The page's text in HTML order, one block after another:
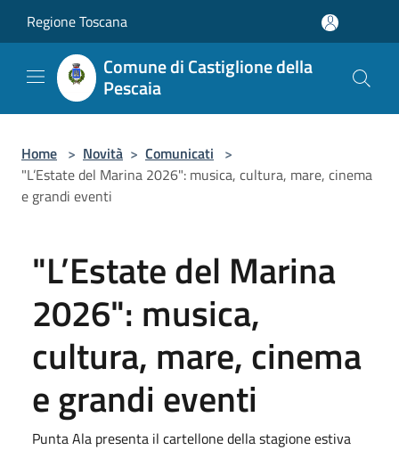
Regione Toscana
Comune di Castiglione della
Pescaia
Home > Novità > Comunicati >
"L’Estate del Marina 2026": musica, cultura, mare, cinema
e grandi eventi
"L’Estate del Marina
2026": musica,
cultura, mare, cinema
e grandi eventi
Punta Ala presenta il cartellone della stagione estiva